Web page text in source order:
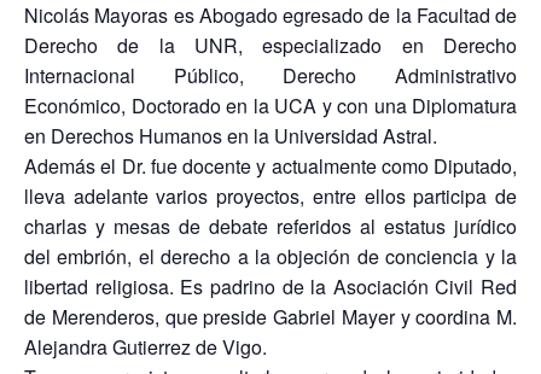
Nicolás Mayoras es Abogado egresado de la Facultad de
Derecho de la UNR, especializado en Derecho
Internacional Público, Derecho Administrativo
Económico, Doctorado en la UCA y con una Diplomatura
en Derechos Humanos en la Universidad Astral.
Además el Dr. fue docente y actualmente como Diputado,
lleva adelante varios proyectos, entre ellos participa de
charlas y mesas de debate referidos al estatus jurídico
del embrión, el derecho a la objeción de conciencia y la
libertad religiosa. Es padrino de la Asociación Civil Red
de Merenderos, que preside Gabriel Mayer y coordina M.
Alejandra Gutierrez de Vigo.